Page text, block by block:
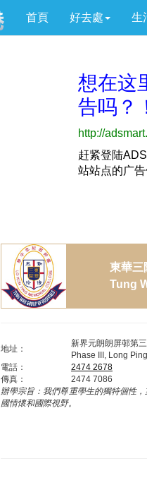
首頁 好去處 生
東華三
Tung
地址：
新界元朗朗屏邨第
Phase III, Long
電話：
2474 2678
傳真：
2474 7086
辦學宗旨： 我們尊重學生的獨特個性
國情懷和國際視野。